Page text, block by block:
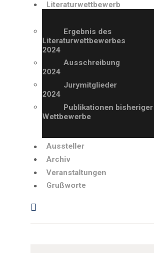
Literaturwettbewerb
Ergebnis des
Literaturwettbewerbes
2024
Ausschreibung
2024
Jurymitglieder
2024
Publikationen bisheriger
Wettbewerbe
Aussteller
Archiv
Veranstaltungen
Grußworte
ARCHIV
VERANSTALTUNGE
GRUSSWORTE